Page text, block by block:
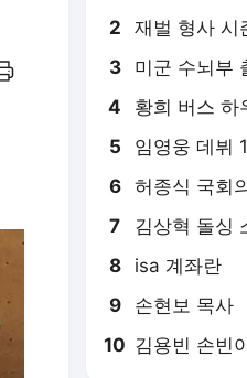
2 재벌 형사 시
3 미군 수뇌부
4 황희 버스 하
5 임영웅 데뷔
6 허종식 국회
7 김상혁 돌싱
8 isa 계좌란
9 손현보 목사
10 김용빈 손빈